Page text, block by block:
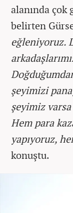
alanında
belirten
eğleniyoruz.
şeyimizi
şeyimiz varsa
Hem para
yapıyoruz,
konuştu.